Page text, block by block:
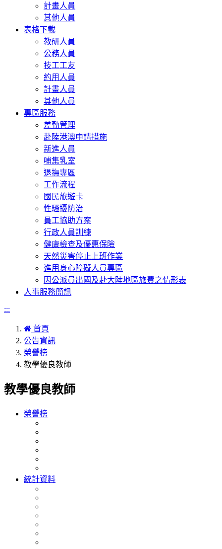
計畫人員
其他人員
表格下載
教研人員
公務人員
技工工友
約用人員
計畫人員
其他人員
專區服務
差勤管理
赴陸港澳申請措施
新進人員
哺集乳室
退撫專區
工作流程
國民旅遊卡
性騷擾防治
員工協助方案
行政人員訓練
健康檢查及優惠保險
天然災害停止上班作業
進用身心障礙人員專區
因公派員出國及赴大陸地區旅費之情形表
人事服務簡訊
:::
首頁
公告資訊
榮譽榜
教學優良教師
教學優良教師
榮譽榜
統計資料